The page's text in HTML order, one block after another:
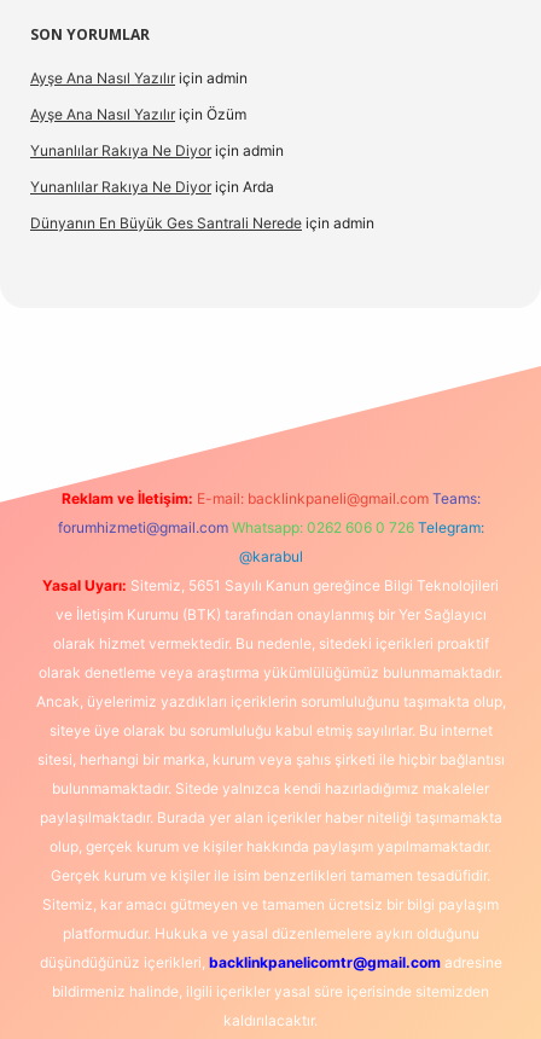
SON YORUMLAR
Ayşe Ana Nasıl Yazılır için admin
Ayşe Ana Nasıl Yazılır için Özüm
Yunanlılar Rakıya Ne Diyor için admin
Yunanlılar Rakıya Ne Diyor için Arda
Dünyanın En Büyük Ges Santrali Nerede için admin
Reklam ve İletişim: E-mail: backlinkpaneli@gmail.com Teams:
forumhizmeti@gmail.com Whatsapp: 0262 606 0 726 Telegram:
@karabul
Yasal Uyarı: Sitemiz, 5651 Sayılı Kanun gereğince Bilgi Teknolojileri
ve İletişim Kurumu (BTK) tarafından onaylanmış bir Yer Sağlayıcı
olarak hizmet vermektedir. Bu nedenle, sitedeki içerikleri proaktif
olarak denetleme veya araştırma yükümlülüğümüz bulunmamaktadır.
Ancak, üyelerimiz yazdıkları içeriklerin sorumluluğunu taşımakta olup,
siteye üye olarak bu sorumluluğu kabul etmiş sayılırlar. Bu internet
sitesi, herhangi bir marka, kurum veya şahıs şirketi ile hiçbir bağlantısı
bulunmamaktadır. Sitede yalnızca kendi hazırladığımız makaleler
paylaşılmaktadır. Burada yer alan içerikler haber niteliği taşımamakta
olup, gerçek kurum ve kişiler hakkında paylaşım yapılmamaktadır.
Gerçek kurum ve kişiler ile isim benzerlikleri tamamen tesadüfidir.
Sitemiz, kar amacı gütmeyen ve tamamen ücretsiz bir bilgi paylaşım
platformudur. Hukuka ve yasal düzenlemelere aykırı olduğunu
düşündüğünüz içerikleri, backlinkpanelicomtr@gmail.comadresine
bildirmeniz halinde, ilgili içerikler yasal süre içerisinde sitemizden
kaldırılacaktır.